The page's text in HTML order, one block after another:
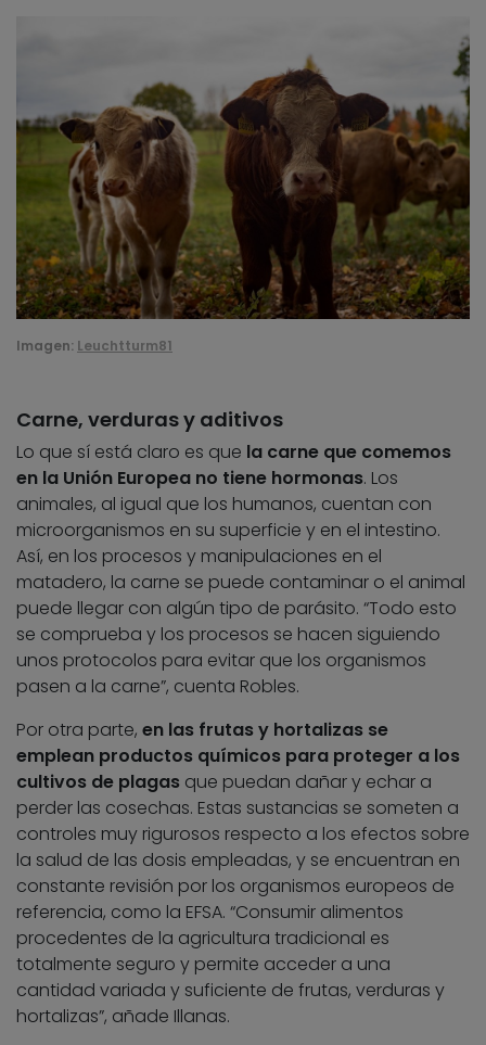
Imagen: Leuchtturm81
Carne, verduras y aditivos
Lo que sí está claro es que la carne que comemos
en la Unión Europea no tiene hormonas. Los
animales, al igual que los humanos, cuentan con
microorganismos en su superficie y en el intestino.
Así, en los procesos y manipulaciones en el
matadero, la carne se puede contaminar o el animal
puede llegar con algún tipo de parásito. “Todo esto
se comprueba y los procesos se hacen siguiendo
unos protocolos para evitar que los organismos
pasen a la carne”, cuenta Robles.
Por otra parte, en las frutas y hortalizas se
emplean productos químicos para proteger a los
cultivos de plagas que puedan dañar y echar a
perder las cosechas. Estas sustancias se someten a
controles muy rigurosos respecto a los efectos sobre
la salud de las dosis empleadas, y se encuentran en
constante revisión por los organismos europeos de
referencia, como la EFSA. “Consumir alimentos
procedentes de la agricultura tradicional es
totalmente seguro y permite acceder a una
cantidad variada y suficiente de frutas, verduras y
hortalizas”, añade Illanas.